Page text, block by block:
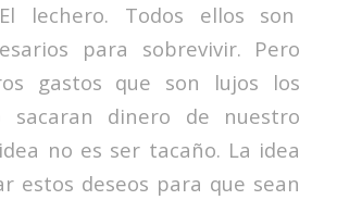
lechero. Todos ellos son
para sobrevivir. Pero
gastos que son lujos los
sacaran dinero de nuestro
no es ser tacaño. La idea
estos deseos para que sean